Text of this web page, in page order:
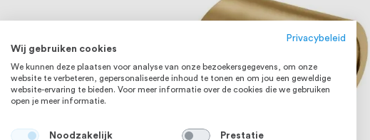
Privacybeleid
Wij gebruiken cookies
We kunnen deze plaatsen voor analyse van onze bezoekersgegevens, om onze
website te verbeteren, gepersonaliseerde inhoud te tonen en om jou een geweldige
website-ervaring te bieden. Voor meer informatie over de cookies die we gebruiken
open je meer informatie.
Noodzakelijk Prestatie